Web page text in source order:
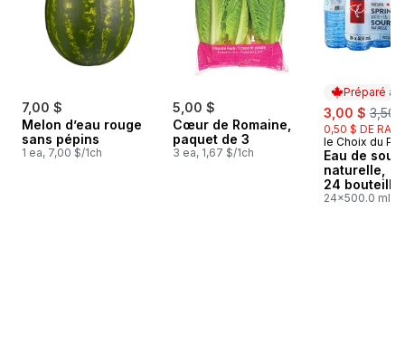
7,00 $
Melon d’eau rouge
sans pépins
1 ea, 7,00 $/1ch
5,00 $
Cœur de Romaine,
paquet de 3
3 ea, 1,67 $/1ch
Préparé au
sale:
3,00 $ ,
3,50
0,50 $ DE
Préparé au
le Choix du
Eau de
naturelle,
24
24x500.0 ml,